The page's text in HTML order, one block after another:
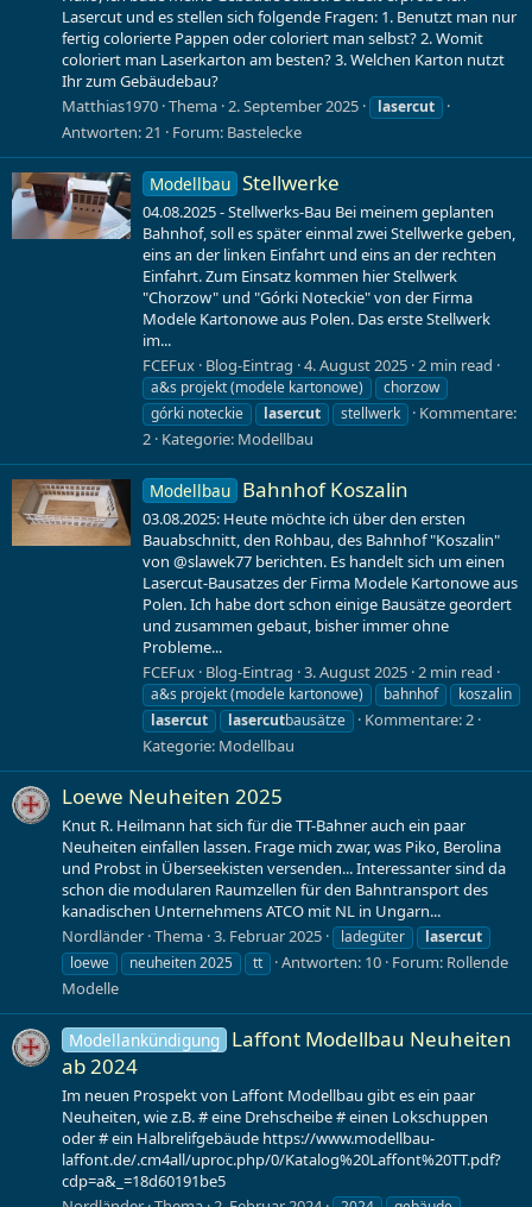
Lasercut und es stellen sich folgende Fragen: 1. Benutzt man nur
fertig colorierte Pappen oder coloriert man selbst? 2. Womit
coloriert man Laserkarton am besten? 3. Welchen Karton nutzt
Ihr zum Gebäudebau?
Matthias1970 Thema 2. September 2025 lasercut
Antworten: 21 Forum: Bastelecke
Modellbau Stellwerke
04.08.2025 - Stellwerks-Bau Bei meinem geplanten
Bahnhof, soll es später einmal zwei Stellwerke geben,
eins an der linken Einfahrt und eins an der rechten
Einfahrt. Zum Einsatz kommen hier Stellwerk
"Chorzow" und "Górki Noteckie" von der Firma
Modele Kartonowe aus Polen. Das erste Stellwerk
im...
FCEFux Blog-Eintrag 4. August 2025 2 min read
a&s projekt (modele kartonowe)
chorzow
górki noteckie
lasercut stellwerk
Kommentare:
2 Kategorie: Modellbau
Modellbau Bahnhof Koszalin
03.08.2025: Heute möchte ich über den ersten
Bauabschnitt, den Rohbau, des Bahnhof "Koszalin"
von @slawek77 berichten. Es handelt sich um einen
Lasercut-Bausatzes der Firma Modele Kartonowe aus
Polen. Ich habe dort schon einige Bausätze geordert
und zusammen gebaut, bisher immer ohne
Probleme...
FCEFux Blog-Eintrag 3. August 2025 2 min read
a&s projekt (modele kartonowe) bahnhof
koszalin
lasercut
lasercutbausätze
Kommentare: 2
Kategorie: Modellbau
Loewe Neuheiten 2025
Knut R. Heilmann hat sich für die TT-Bahner auch ein paar
Neuheiten einfallen lassen. Frage mich zwar, was Piko, Berolina
und Probst in Überseekisten versenden... Interessanter sind da
schon die modularen Raumzellen für den Bahntransport des
kanadischen Unternehmens ATCO mit NL in Ungarn...
Nordländer Thema 3. Februar 2025 ladegüter
lasercut
loewe
neuheiten 2025 tt Antworten: 10 Forum: Rollende
Modelle
Modellankündigung Laffont Modellbau Neuheiten
ab 2024
Im neuen Prospekt von Laffont Modellbau gibt es ein paar
Neuheiten, wie z.B. # eine Drehscheibe # einen Lokschuppen
oder # ein Halbrelifgebäude https://www.modellbau-
laffont.de/.cm4all/uproc.php/0/Katalog%20Laffont%20TT.pdf?
cdp=a&_=18d60191be5